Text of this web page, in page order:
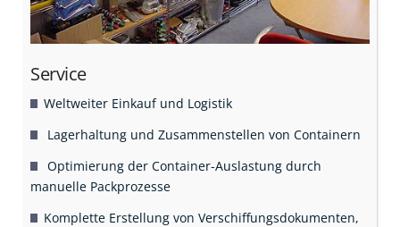
Service
Weltweiter Einkauf und Logistik
Lagerhaltung und Zusammenstellen von Containern
Optimierung der Container-Auslastung durch
manuelle Packprozesse
Komplette Erstellung von Verschiffungsdokumenten,